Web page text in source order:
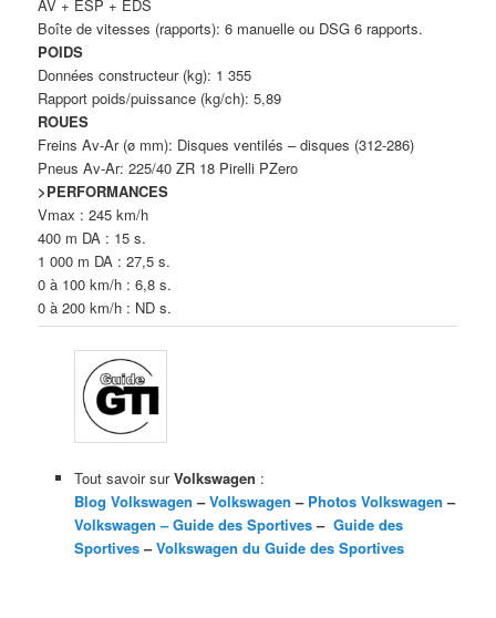
AV + ESP + EDS
Boîte de vitesses (rapports): 6 manuelle ou DSG 6 rapports.
POIDS
Données constructeur (kg): 1 355
Rapport poids/puissance (kg/ch): 5,89
ROUES
Freins Av-Ar (ø mm): Disques ventilés – disques (312-286)
Pneus Av-Ar: 225/40 ZR 18 Pirelli PZero
>PERFORMANCES
Vmax : 245 km/h
400 m DA : 15 s.
1 000 m DA : 27,5 s.
0 à 100 km/h : 6,8 s.
0 à 200 km/h : ND s.
Tout savoir surVolkswagen :
Blog Volkswagen –Volkswagen – Photos Volkswagen –
Volkswagen – Guide des Sportives– Guide des
Sportives–Volkswagen du Guide des Sportives